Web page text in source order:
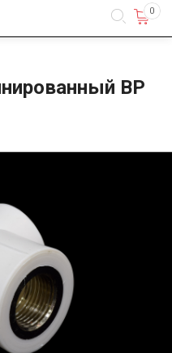
0
ВР